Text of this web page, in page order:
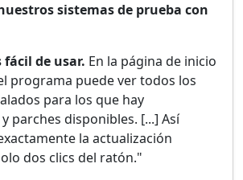
sistemas de prueba con
fácil de usar. En la página de inicio
programa puede ver todos los
para los que hay
parches disponibles. [...] Así
la actualización
dos clics del ratón."